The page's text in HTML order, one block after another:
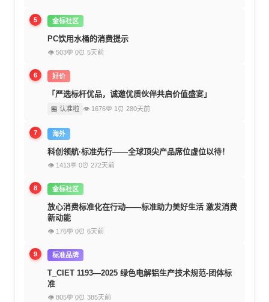
5 金标社区
PC饮用水桶的消费提示
👁 503💬 0⏰ 5天前
6 好价
「严选标杆优品，诚邀优质伙伴共启价值盛宴」
🏪 认准啦 👁 1676💬 1 ⏰ 280天前
7 海外
科创领航·标准先行——全球顶尖产品席位虚位以待！
👁 1413💬 0⏰ 272天前
8 金标社区
放心消费标准化在行动——标准助力美好生活 激发消费
新动能
👁 176💬 0⏰ 6天前
9 标准品牌
T_CIET 1193—2025 绿色电解铝生产技术规范-团体标
准
👁 805💬 0⏰ 385天前